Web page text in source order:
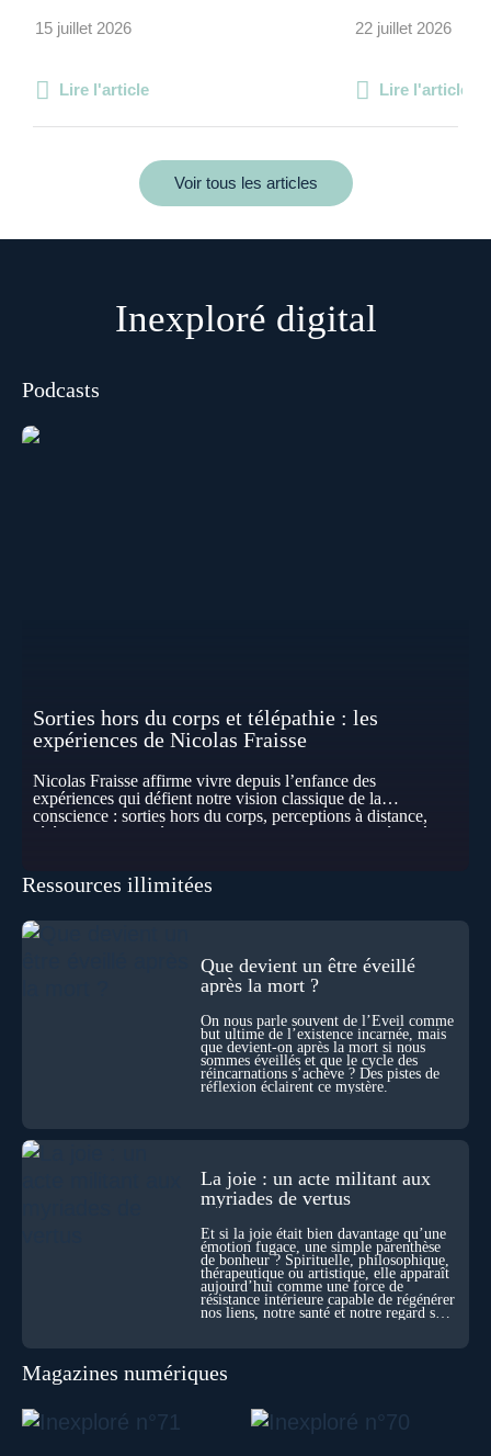
15 juillet 2026
Lire l'article
22 juillet 2026
Lire l'article
Voir tous les articles
Inexploré digital
Podcasts
Sorties hors du corps et télépathie : les
expériences de Nicolas Fraisse
Nicolas Fraisse affirme vivre depuis l’enfance des
expériences qui défient notre vision classique de la
conscience : sorties hors du corps, perceptions à distance,
télépathie spontanée… Comment accueillir ces phénomènes
les pensées d’autrui ? Que deviennent l’espace, le temps… et
disparaître ? Au fil de cet échange, Nicolas raconte ses
expériences les plus troublantes : visions vérifiées,
explorations du cosmos, présence d’autres consciences
durant ses sorties, protocoles scientifiques… et toujours, cette
sensation étrange d’être relié à bien plus vaste que lui-même
Sans doute. Mais encore faut-il accepter d’explorer ces
territoires avec lucidité, et rigueur…
Ressources illimitées
Que devient un être éveillé
après la mort ?
On nous parle souvent de l’Éveil comme
but ultime de l’existence incarnée, mais
que devient-on après la mort si nous
sommes éveillés et que le cycle des
réincarnations s’achève ? Des pistes de
réflexion éclairent ce mystère.
La joie : un acte militant aux
myriades de vertus
Et si la joie était bien davantage qu’une
émotion fugace, une simple parenthèse
de bonheur ? Spirituelle, philosophique,
thérapeutique ou artistique, elle apparaît
aujourd’hui comme une force de
résistance intérieure capable de régénérer
nos liens, notre santé et notre regard sur
Magazines numériques